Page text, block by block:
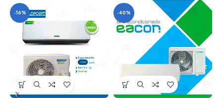
-16% -40%